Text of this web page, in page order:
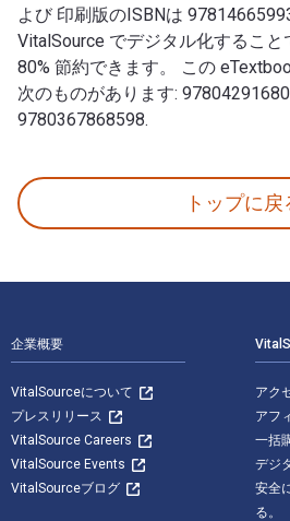
よび 印刷版のISBNは
VitalSource でデジタル化するこ
80% 節約できます。 この
次のものがあります:
9780367868598.
トップに戻
企業概要
VitalSourceについて
プレスリリース
VitalSource Careers
VitalSource Events
VitalSourceブログ
アク
アフ
一括
デジ
安全
る。